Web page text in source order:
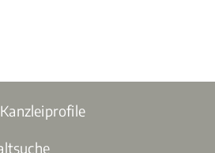
Kanzleiprofile